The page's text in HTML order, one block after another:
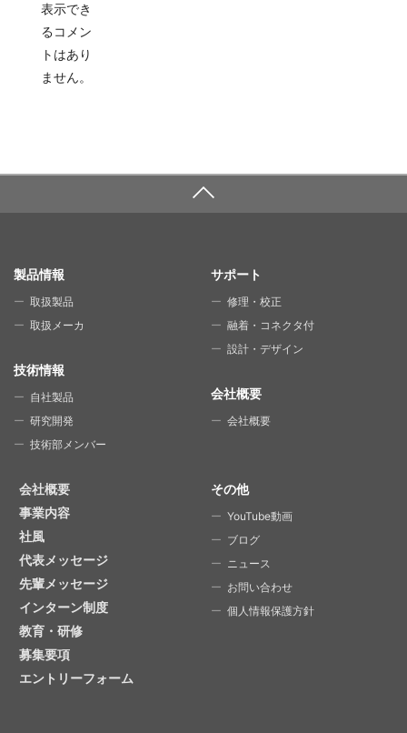
表示でき
るコメン
トはあり
ません。
SITE MAP
製品情報
取扱製品
取扱メーカ
技術情報
自社製品
研究開発
技術部メンバー
サポート
修理・校正
融着・コネクタ付
設計・デザイン
会社概要
会社概要
会社概要
事業内容
社風
代表メッセージ
先輩メッセージ
インターン制度
教育・研修
募集要項
エントリーフォーム
その他
YouTube動画
ブログ
ニュース
お問い合わせ
個人情報保護方針